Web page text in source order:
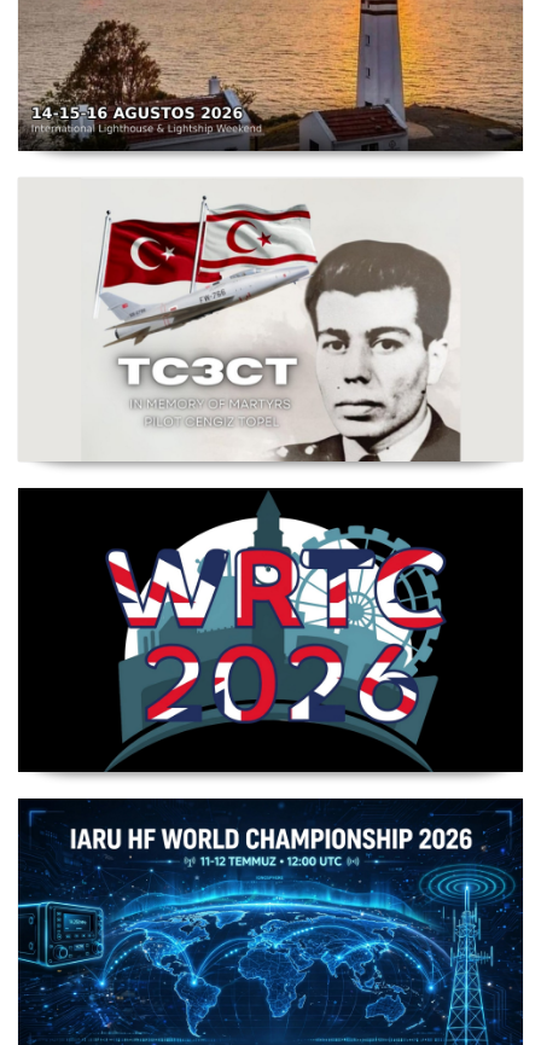
TC3X - Sarpıncık Feneri'nden ILLW'de Aktif Olacak - 14-
Şehit Pilot Yüzbaşı Cengiz Topel Anma Etkinliği
WRTC 2026 Şampiyonu Litvanya Takımı